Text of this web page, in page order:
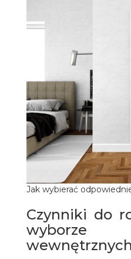
Jak wybierać
Czynniki do